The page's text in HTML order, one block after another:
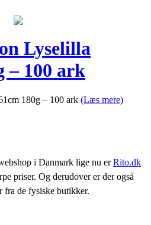
Lyselilla
– 100 ark
180g – 100 ark (Læs mere)
i Danmark lige nu erRito.dk
priser. Og derudover er der også
fra de fysiske butikker.